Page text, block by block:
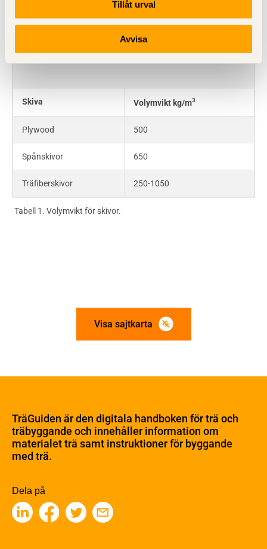
Tillåt urval
Avvisa
Volymvikt för skivor
Skiva Volymvikt kg/m3
Plywood 500
Spånskivor 650
Träfiberskivor 250-1050
Tabell 1. Volymvikt för skivor.
Visa sajtkarta
Skogsbruk
Barrträdets uppbyggnad
Träets egenskaper och kvalitet
Träbaserade produkter
Kemisk behandling
Fakta om Limträ
TräGuiden är den digitala handboken för trä och
träbyggande och innehåller information om
materialet trä samt instruktioner för byggande
med trä.
Dela på